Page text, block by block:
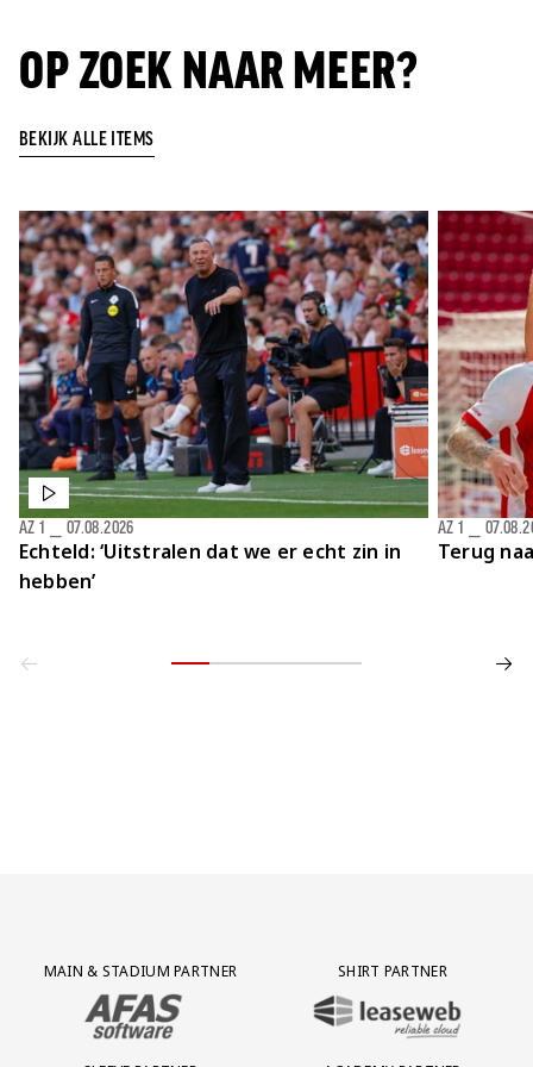
OP ZOEK NAAR MEER?
BEKIJK ALLE ITEMS
Echteld: ‘Uitstralen dat we er echt zin in
hebben’
AZ 1 07.08.2026
Terug
AZ 1
Partner Logos Grid
MAIN & STADIUM PARTNER
BEZOEK ONZE MAIN & STADIUM PARTNER AFAS SOFTWARE
SHIRT PARTNER
BEZOEK ONZE SHIRT PARTNER